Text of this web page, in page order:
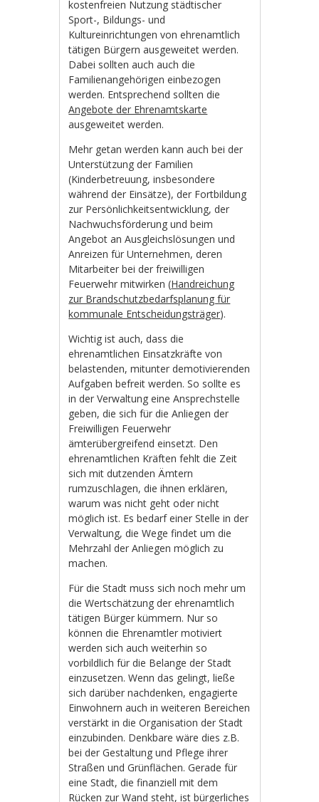
kostenfreien Nutzung städtischer
Sport-, Bildungs- und
Kultureinrichtungen von ehrenamtlich
tätigen Bürgern ausgeweitet werden.
Dabei sollten auch auch die
Familienangehörigen einbezogen
werden. Entsprechend sollten die
Angebote der Ehrenamtskarte
ausgeweitet werden.
Mehr getan werden kann auch bei der
Unterstützung der Familien
(Kinderbetreuung, insbesondere
während der Einsätze), der Fortbildung
zur Persönlichkeitsentwicklung, der
Nachwuchsförderung und beim
Angebot an Ausgleichslösungen und
Anreizen für Unternehmen, deren
Mitarbeiter bei der freiwilligen
Feuerwehr mitwirken (Handreichung
zur Brandschutzbedarfsplanung für
kommunale Entscheidungsträger).
Wichtig ist auch, dass die
ehrenamtlichen Einsatzkräfte von
belastenden, mitunter demotivierenden
Aufgaben befreit werden. So sollte es
in der Verwaltung eine Ansprechstelle
geben, die sich für die Anliegen der
Freiwilligen Feuerwehr
ämterübergreifend einsetzt. Den
ehrenamtlichen Kräften fehlt die Zeit
sich mit dutzenden Ämtern
rumzuschlagen, die ihnen erklären,
warum was nicht geht oder nicht
möglich ist. Es bedarf einer Stelle in der
Verwaltung, die Wege findet um die
Mehrzahl der Anliegen möglich zu
machen.
Für die Stadt muss sich noch mehr um
die Wertschätzung der ehrenamtlich
tätigen Bürger kümmern. Nur so
können die Ehrenamtler motiviert
werden sich auch weiterhin so
vorbildlich für die Belange der Stadt
einzusetzen. Wenn das gelingt, ließe
sich darüber nachdenken, engagierte
Einwohnern auch in weiteren Bereichen
verstärkt in die Organisation der Stadt
einzubinden. Denkbare wäre dies z.B.
bei der Gestaltung und Pflege ihrer
Straßen und Grünflächen. Gerade für
eine Stadt, die finanziell mit dem
Rücken zur Wand steht, ist bürgerliches